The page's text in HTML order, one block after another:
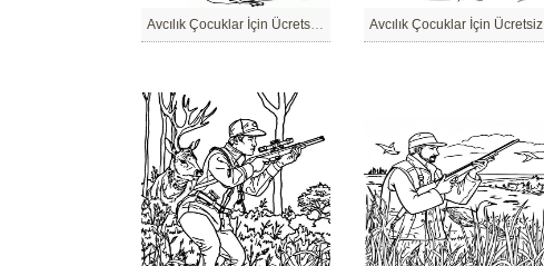
Avcılık Çocuklar İçin Ücretsiz yazdırılabilir Avcılık Çocuklar İçin Ücretsiz